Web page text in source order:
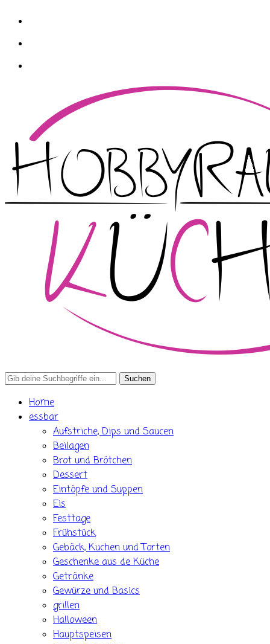
Search
Home
essbar
Aufstriche, Dips und Saucen
Beilagen
Brot und Brötchen
Dessert
Eintöpfe und Suppen
Eis
Festtage
Frühstück
Gebäck, Kuchen und Torten
Geschenke aus de Küche
Getränke
Gewürze und Basics
grillen
Halloween
Hauptspeisen